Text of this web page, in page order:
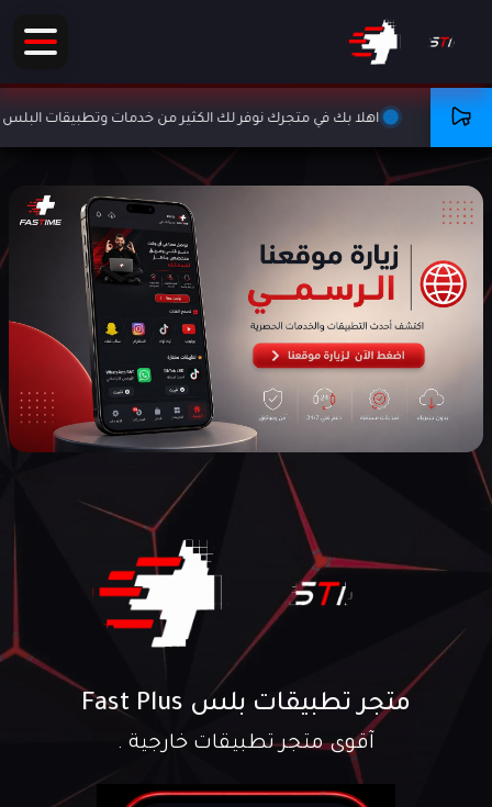
بك في متجرك نوفر لك الكثير من خدمات وتطبيقات البلس لاتفوتك
متجر تطبيقات بلس Fast Plus
آقوى متجر تطبيقات خارجية .